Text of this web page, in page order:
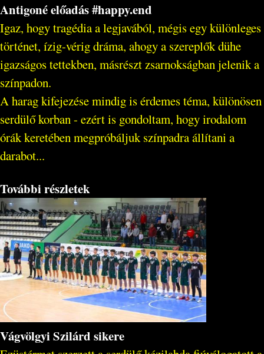
Antigoné előadás #happy.end
Igaz, hogy tragédia a legjavából, mégis egy különleges
történet, ízig-vérig dráma, ahogy a szereplők dühe
igazságos tettekben, másrészt zsarnokságban jelenik a
színpadon.
A harag kifejezése mindig is érdemes téma, különösen
serdülő korban - ezért is gondoltam, hogy irodalom
órák keretében megpróbáljuk színpadra állítani a
darabot...
További részletek
Vágvölgyi Szilárd sikere